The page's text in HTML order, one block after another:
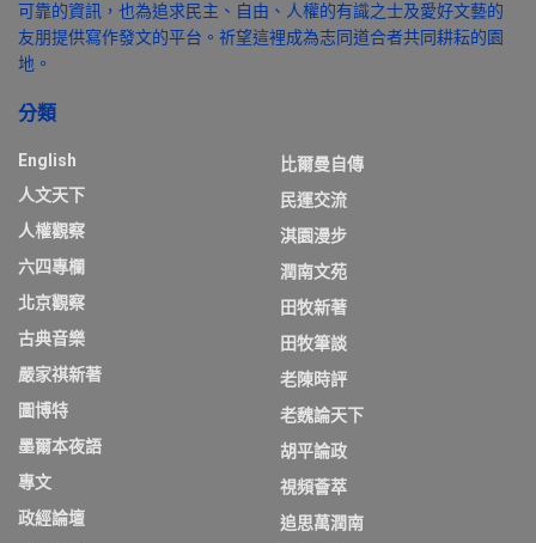
可靠的資訊，也為追求民主、自由、人權的有識之士及愛好文藝的
友朋提供寫作發文的平台。祈望這裡成為志同道合者共同耕耘的園
地。
分類
English
人文天下
人權觀察
六四專欄
北京觀察
古典音樂
嚴家祺新著
圖博特
墨爾本夜語
專文
政經論壇
比爾曼自傳
民運交流
淇園漫步
潤南文苑
田牧新著
田牧筆談
老陳時評
老魏論天下
胡平論政
視頻薈萃
追思萬潤南